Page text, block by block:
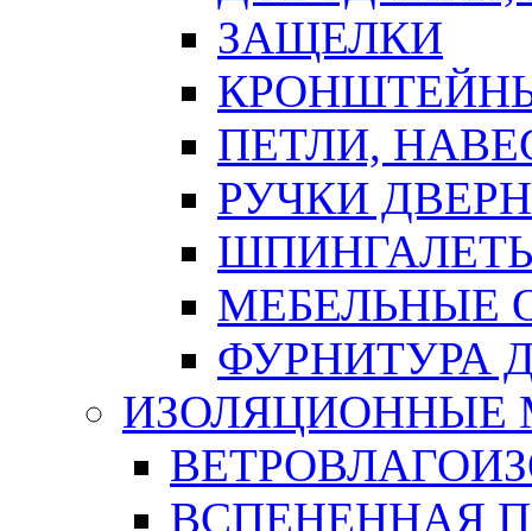
ЗАЩЕЛКИ
ПЕТЛИ,
РУЧКИ
МЕБЕЛЬНЫЕ
ФУРНИТУРА
ИЗОЛЯЦИОННЫЕ
ВСПЕНЕННАЯ